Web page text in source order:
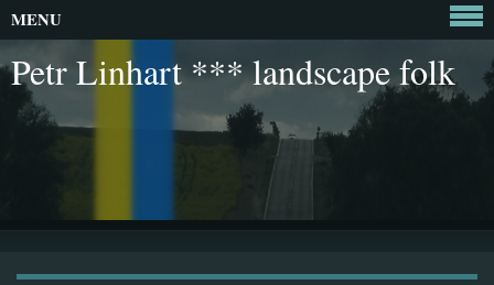
Petr Linhart *** landscape folk
MENU